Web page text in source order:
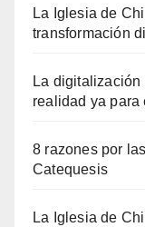
La Iglesia de
transformación
La
realidad ya para
8 razones por
Catequesis
La Iglesia de